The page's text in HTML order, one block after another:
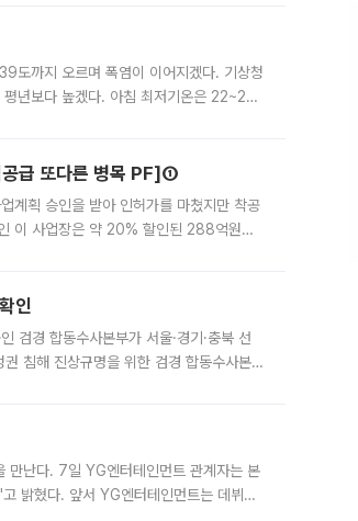
도까지 오르며 폭염이 이어지겠다. 기상청
평년보다 높겠다. 아침 최저기온은 22~27
공급 또다른 병목 PF]①
계획 승인을 받아 인허가를 마쳤지만 착공
이 사업장은 약 20% 할인된 288억원에
인
검경 합동수사본부가 서울·경기·충북 선
침해 진상규명을 위한 검경 합동수사본
만난다. 7일 YG엔터테인먼트 관계자는 본
밝혔다. 앞서 YG엔터테인먼트는 데뷔